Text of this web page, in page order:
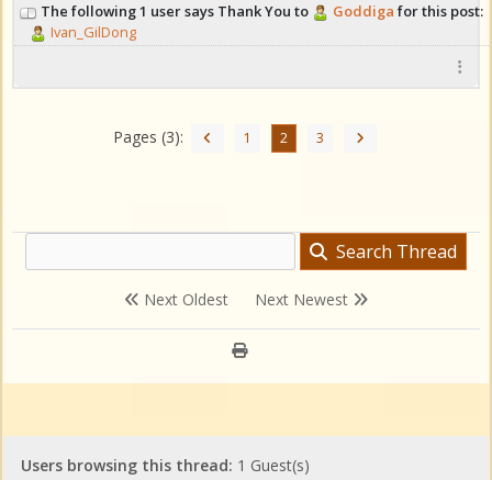
The following 1 user says Thank You to Goddiga for this post:
Ivan_GilDong
Pages (3): 1 2 3
Search Thread
Next Oldest Next Newest
Users browsing this thread: 1 Guest(s)